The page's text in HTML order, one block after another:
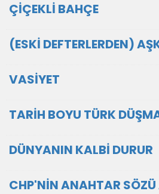
ÇİÇEKLİ BAHÇE
(ESKİ DEFTERLERDEN)
VASİYET
TARİH BOYU TÜRK
DÜNYANIN KALBİ DURUR
CHP'NİN ANAHTAR